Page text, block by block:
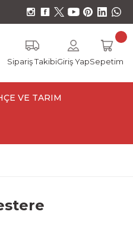
Sipariş TakibiGiriş YapSepetim
VE TARIM